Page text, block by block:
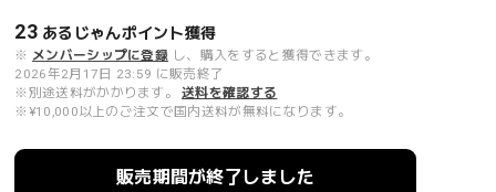
23 あるじゃんポイント獲得
※ メンバーシップに登録 し、購入をすると獲得できます。
2026年2月17日 23:59 に販売終了
※別途送料がかかります。
送料を確認する
※¥10,000以上のご注文で国内送料が無料になります。
販売期間が終了しました